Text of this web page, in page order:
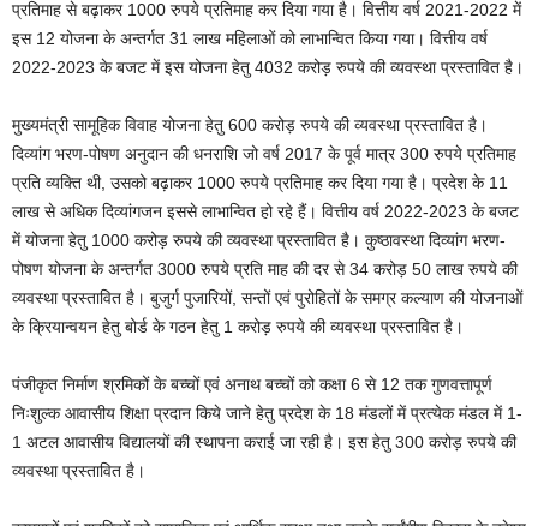
प्रतिमाह से बढ़ाकर 1000 रुपये प्रतिमाह कर दिया गया है। वित्तीय वर्ष 2021-2022 में
इस 12 योजना के अन्तर्गत 31 लाख महिलाओं को लाभान्वित किया गया। वित्तीय वर्ष
2022-2023 के बजट में इस योजना हेतु 4032 करोड़ रुपये की व्यवस्था प्रस्तावित है।
मुख्यमंत्री सामूहिक विवाह योजना हेतु 600 करोड़ रुपये की व्यवस्था प्रस्तावित है।
दिव्यांग भरण-पोषण अनुदान की धनराशि जो वर्ष 2017 के पूर्व मात्र 300 रुपये प्रतिमाह
प्रति व्यक्ति थी, उसको बढ़ाकर 1000 रुपये प्रतिमाह कर दिया गया है। प्रदेश के 11
लाख से अधिक दिव्यांगजन इससे लाभान्वित हो रहे हैं। वित्तीय वर्ष 2022-2023 के बजट
में योजना हेतु 1000 करोड़ रुपये की व्यवस्था प्रस्तावित है। कुष्ठावस्था दिव्यांग भरण-
पोषण योजना के अन्तर्गत 3000 रुपये प्रति माह की दर से 34 करोड़ 50 लाख रुपये की
व्यवस्था प्रस्तावित है। बुजुर्ग पुजारियों, सन्तों एवं पुरोहितों के समग्र कल्याण की योजनाओं
के क्रियान्वयन हेतु बोर्ड के गठन हेतु 1 करोड़ रुपये की व्यवस्था प्रस्तावित है।
पंजीकृत निर्माण श्रमिकों के बच्चों एवं अनाथ बच्चों को कक्षा 6 से 12 तक गुणवत्तापूर्ण
निःशुल्क आवासीय शिक्षा प्रदान किये जाने हेतु प्रदेश के 18 मंडलों में प्रत्येक मंडल में 1-
1 अटल आवासीय विद्यालयों की स्थापना कराई जा रही है। इस हेतु 300 करोड़ रुपये की
व्यवस्था प्रस्तावित है।